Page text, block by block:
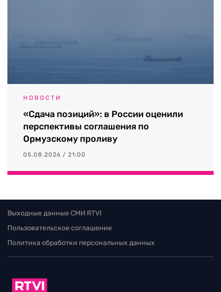
НОВОСТИ
«Сдача позиций»: в России оценили
перспективы соглашения по
Ормузскому проливу
05.08.2026 / 21:00
Выходные данные СМИ RTVI
Пользовательское соглашение
Политика обработки персональных данных